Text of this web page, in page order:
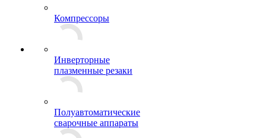
Компрессоры
Инверторные
плазменные резаки
Полуавтоматические
сварочные аппараты